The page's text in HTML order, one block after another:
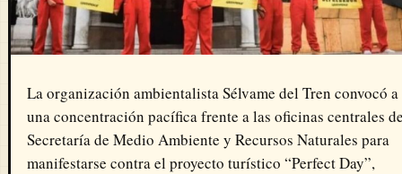
La organización ambientalistaSélvame del Tren convocó a
una concentración pacífica frente a las oficinas centrales
Secretaría de Medio Ambiente y Recursos Naturales para
manifestarse contra el proyecto turístico “Perfect Day”,